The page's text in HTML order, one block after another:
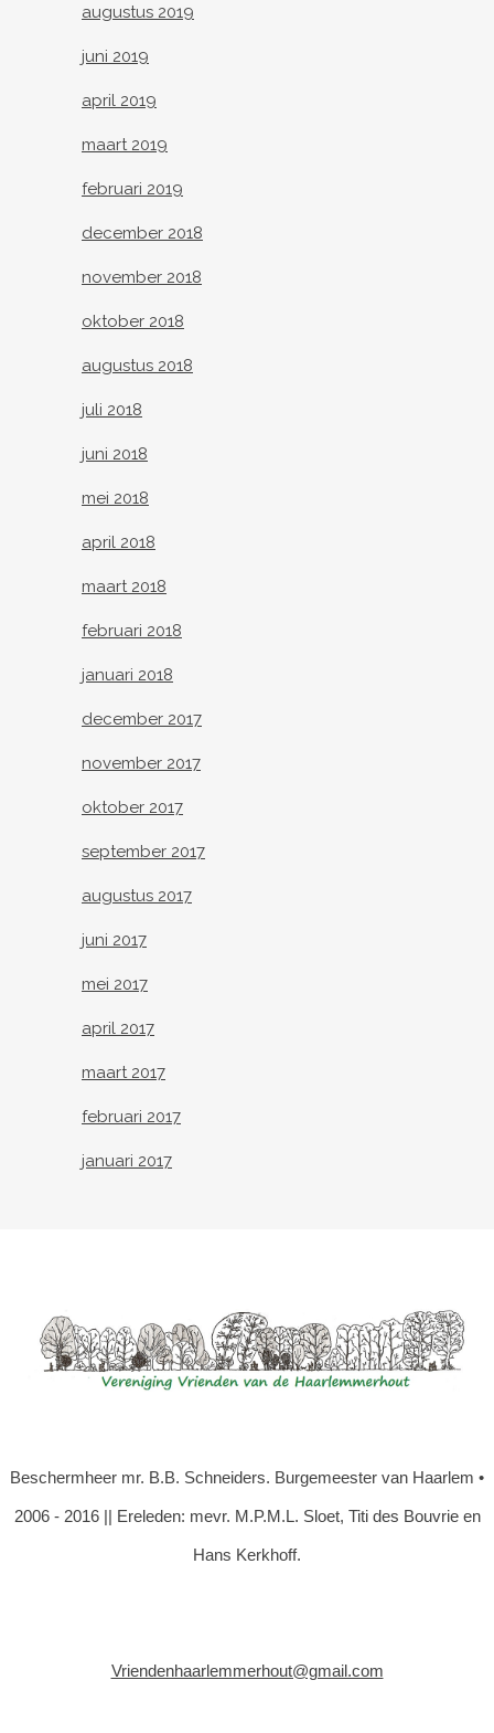
augustus 2019
juni 2019
april 2019
maart 2019
februari 2019
december 2018
november 2018
oktober 2018
augustus 2018
juli 2018
juni 2018
mei 2018
april 2018
maart 2018
februari 2018
januari 2018
december 2017
november 2017
oktober 2017
september 2017
augustus 2017
juni 2017
mei 2017
april 2017
maart 2017
februari 2017
januari 2017
Beschermheer mr. B.B. Schneiders. Burgemeester van Haarlem •
2006 - 2016 || Ereleden: mevr. M.P.M.L. Sloet, Titi des Bouvrie en
Hans Kerkhoff.
Vriendenhaarlemmerhout@gmail.com